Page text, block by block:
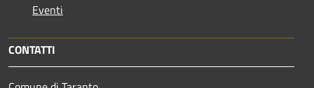
Eventi
CONTATTI